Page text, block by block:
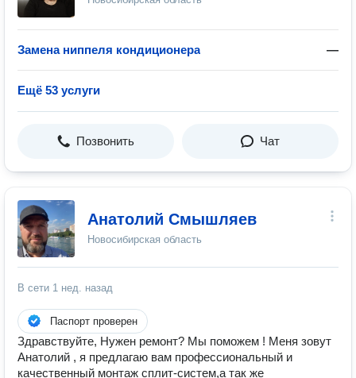
Замена ниппеля кондиционера —
Ещё 53 услуги
Позвонить Чат
Анатолий Смышляев
Новосибирская область
В сети 1 нед. назад
Паспорт проверен
Здравствуйте, Нужен ремонт? Мы поможем ! Меня зовут
Анатолий , я предлагаю вам профессиональный и
качественный монтаж сплит-систем,а так же